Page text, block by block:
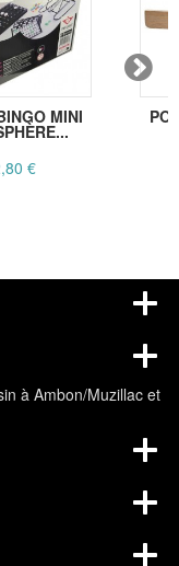
MINI
€
à Ambon/Muzillac et